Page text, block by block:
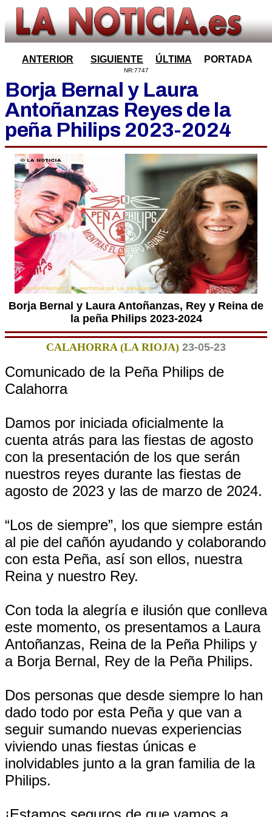
ANTERIOR SIGUIENTE ÚLTIMA PORTADA
NR:7747
Borja Bernal y Laura
Antoñanzas Reyes de la
peña Philips 2023-2024
Borja Bernal y Laura Antoñanzas, Rey y Reina de
la peña Philips 2023-2024
CALAHORRA (LA RIOJA) 23-05-23
Comunicado de la Peña Philips de
Calahorra
Damos por iniciada oficialmente la
cuenta atrás para las fiestas de agosto
con la presentación de los que serán
nuestros reyes durante las fiestas de
agosto de 2023 y las de marzo de 2024.
“Los de siempre”, los que siempre están
al pie del cañón ayudando y colaborando
con esta Peña, así son ellos, nuestra
Reina y nuestro Rey.
Con toda la alegría e ilusión que conlleva
este momento, os presentamos a Laura
Antoñanzas, Reina de la Peña Philips y
a Borja Bernal, Rey de la Peña Philips.
Dos personas que desde siempre lo han
dado todo por esta Peña y que van a
seguir sumando nuevas experiencias
viviendo unas fiestas únicas e
inolvidables junto a la gran familia de la
Philips.